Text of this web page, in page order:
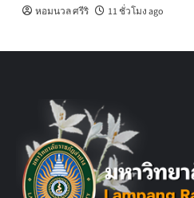
หอมนวล ศรีริ 11 ชั่วโมง ago